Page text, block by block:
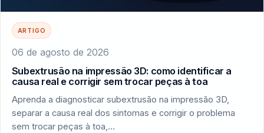
ARTIGO
06 de agosto de 2026
Subextrusão na impressão 3D: como identificar a
causa real e corrigir sem trocar peças à toa
Aprenda a diagnosticar subextrusão na impressão 3D,
separar a causa real dos sintomas e corrigir o problema
sem trocar peças à toa,…